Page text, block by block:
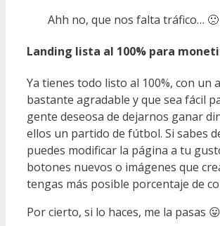
Ahh no, que nos falta tráfico… 🙁
Landing lista al 100% para
Ya tienes todo listo al 100%, con un
bastante agradable y que sea fácil
gente deseosa de dejarnos ganar
ellos un partido de fútbol. Si sabes
puedes modificar la página a tu
botones nuevos o imágenes que
tengas más posible porcentaje de
Por cierto, si lo haces, me la pasas 😛